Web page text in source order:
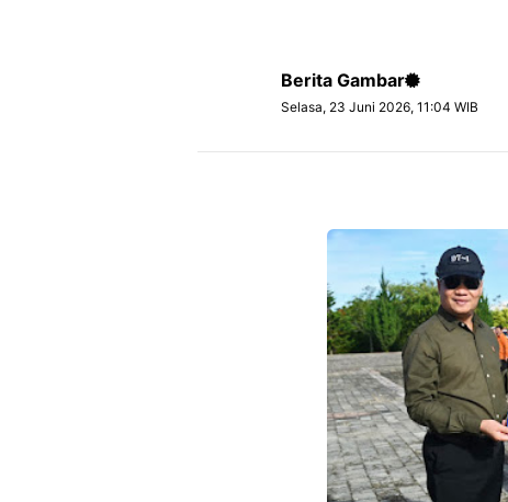
Berita Gambar
Selasa, 23 Juni 2026, 11:04 WIB